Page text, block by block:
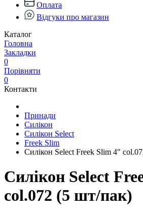
Оплата
Відгуки про магазин
Каталог
Головна
Закладки
0
Порівняти
0
Контакти
Принади
Силікон
Силікон Select
Freek Slim
Силікон Select Freek Slim 4"
Силікон Select
col.072 (5 шт/пак)